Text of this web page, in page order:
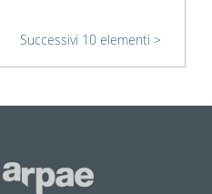
Successivi 10 elementi